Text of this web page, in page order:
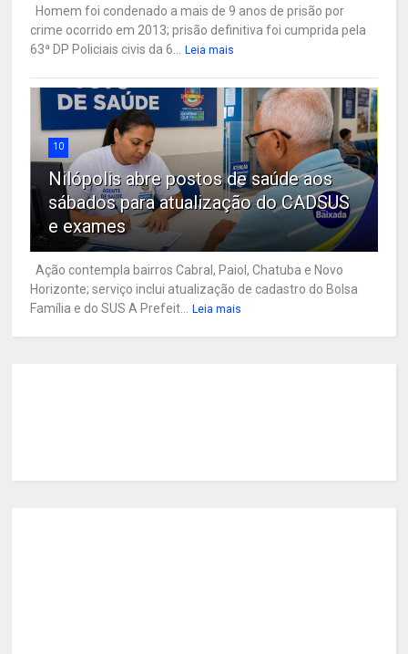
Homem foi condenado a mais de 9 anos de prisão por
crime ocorrido em 2013; prisão definitiva foi cumprida pela
63ª DP Policiais civis da 6...
Leia mais
10
Nilópolis abre postos de saúde aos
sábados para atualização do CADSUS
e exames
Ação contempla bairros Cabral, Paiol, Chatuba e Novo
Horizonte; serviço inclui atualização de cadastro do Bolsa
Família e do SUS A Prefeit...
Leia mais